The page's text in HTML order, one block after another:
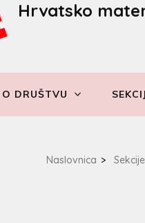
Hrvatsko
O DRUŠTVU
Naslovnica > Sekcije